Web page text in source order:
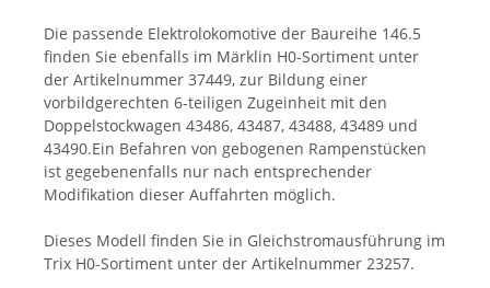
Die passende Elektrolokomotive der Baureihe 146.5
finden Sie ebenfalls im Märklin H0-Sortiment unter
der Artikelnummer 37449, zur Bildung einer
vorbildgerechten 6-teiligen Zugeinheit mit den
Doppelstockwagen 43486, 43487, 43488, 43489 und
43490.Ein Befahren von gebogenen Rampenstücken
ist gegebenenfalls nur nach entsprechender
Modifikation dieser Auffahrten möglich.
Dieses Modell finden Sie in Gleichstromausführung im
Trix H0-Sortiment unter der Artikelnummer 23257.